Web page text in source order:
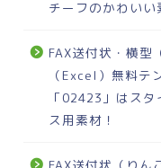
チーフのかわいい
FAX送付状・横型
（Excel）無料テ
「02423」はス
ス用素材！